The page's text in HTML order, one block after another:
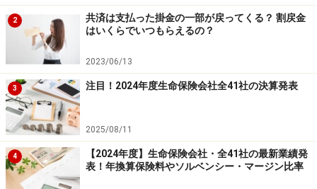
試合後に休日を取れたら家の事をしたり寝たりして、と
にかくくつろぐようにしています。
潮田さん：
現役の時は遠征が多くて、自分の家に帰ることができる
のは月に5日くらいしかなかったので、家に帰った時は
松友選手のようにくつろいでいました。今は家族と過ご
す時間がとても貴重です。息子と主人のサッカーの応援
をしに行くことも多いです。
2
共済は支払った掛金の一部が戻ってくる？ 割戻金
はいくらでいつもらえるの？
2023/06/13
3 注目！2024年度生命保険会社全41社の決算発表
2025/08/11
4
【2024年度】生命保険会社・全41社の最新業績発
表！年換算保険料やソルベンシー・マージン比率